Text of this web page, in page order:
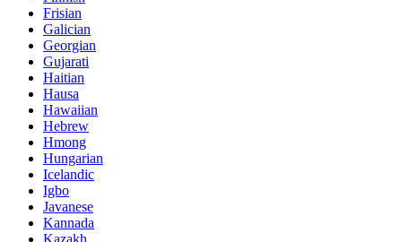
Frisian
Galician
Georgian
Gujarati
Haitian
Hausa
Hawaiian
Hebrew
Hmong
Hungarian
Icelandic
Igbo
Javanese
Kannada
Kazakh